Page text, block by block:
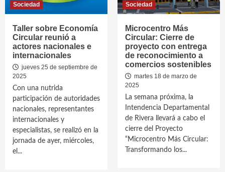
Sociedad
Taller sobre Economía
Circular reunió a
actores nacionales e
internacionales
jueves 25 de septiembre de
2025
Con una nutrida
participación de autoridades
nacionales, representantes
internacionales y
especialistas, se realizó en la
jornada de ayer, miércoles,
el...
Sociedad
Microcentro Más
Circular: Cierre de
proyecto con entrega
de reconocimiento a
comercios sostenibles
martes 18 de marzo de
2025
La semana próxima, la
Intendencia Departamental
de Rivera llevará a cabo el
cierre del Proyecto
“Microcentro Más Circular:
Transformando los...